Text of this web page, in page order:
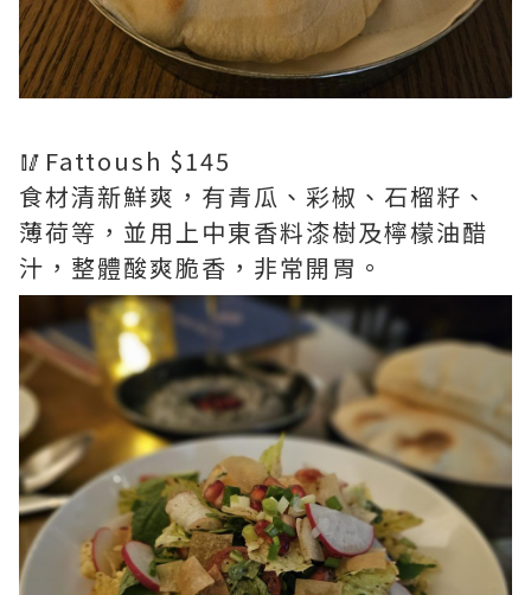
🥢Fattoush $145
食材清新鮮爽，有青瓜、彩椒、石榴籽、
薄荷等，並用上中東香料漆樹及檸檬油醋
汁，整體酸爽脆香，非常開胃。